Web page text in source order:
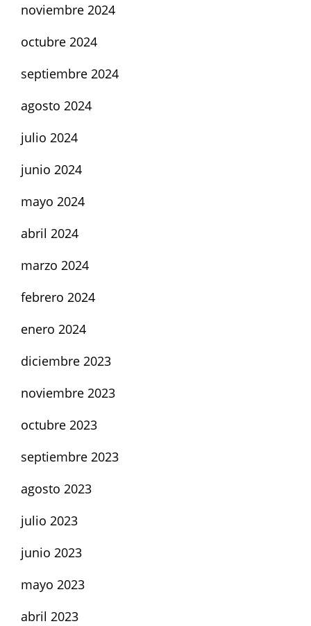
noviembre 2024
octubre 2024
septiembre 2024
agosto 2024
julio 2024
junio 2024
mayo 2024
abril 2024
marzo 2024
febrero 2024
enero 2024
diciembre 2023
noviembre 2023
octubre 2023
septiembre 2023
agosto 2023
julio 2023
junio 2023
mayo 2023
abril 2023